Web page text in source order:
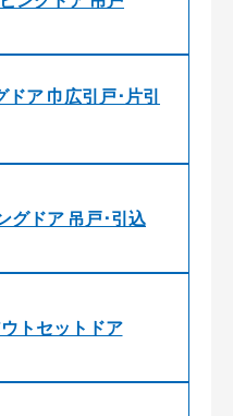
ア 巾広引戸･片引
グドア 吊戸･引込
トセットドア